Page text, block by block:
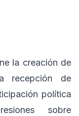
la creación de
recepción de
política
sobre